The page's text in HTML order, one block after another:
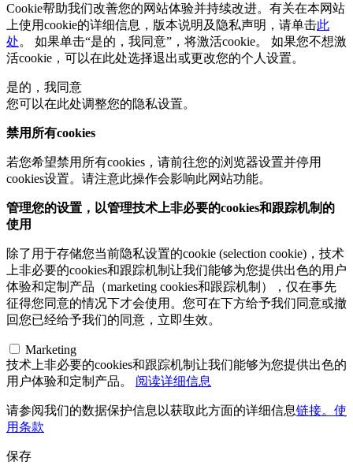
Cookie帮助我们改善您的网站体验并持续改进。有关在本网站
上使用cookie的详细信息，版本说明及隐私声明，请单击此
处。 如果单击“是的，我同意”，将激活cookie。 如果您不想激
活cookie，可以在此处选择退出或更改您的个人设置。
是的，我同意
您可以在此处调整您的隐私设置。
禁用所有cookies
若您希望禁用所有cookies，请前往您的浏览器设置并停用
cookies设置。请注意此操作会影响此网站功能。
管理您的设置，以管理技术上非必要的cookies和跟踪机制的
使用
除了用于存储您当前隐私设置的cookie (selection cookie)，技术
上非必要的cookies和跟踪机制让我们能够为您提供出色的用户
体验和定制产品（marketing cookies和跟踪机制），仅在事先
征得您同意的情况下才会使用。您可在下方给予我们同意或撤
回您已经给予我们的同意，立即生效。
Marketing
技术上非必要的cookies和跟踪机制让我们能够为您提供出色的
用户体验和定制产品。 阅读详细信息
请参阅我们的数据保护信息以获取此方面的详细信息链接。使
用条款
保存